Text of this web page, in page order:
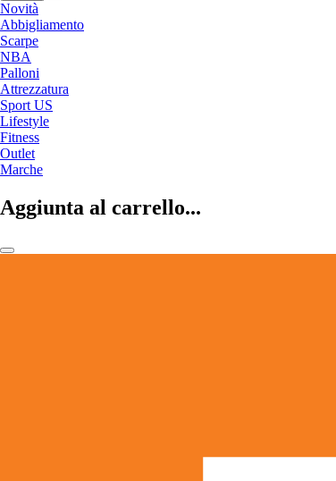
Novità
Abbigliamento
Scarpe
NBA
Palloni
Attrezzatura
Sport US
Lifestyle
Fitness
Outlet
Marche
Aggiunta al carrello...